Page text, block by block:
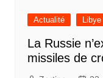
Actualité Libye
La Russie
missiles de